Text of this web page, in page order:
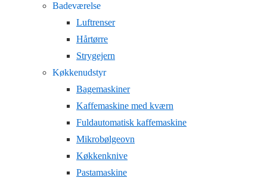
Badeværelse
Luftrenser
Hårtørre
Strygejern
Køkkenudstyr
Bagemaskiner
Kaffemaskine med kværn
Fuldautomatisk kaffemaskine
Mikrobølgeovn
Køkkenknive
Pastamaskine